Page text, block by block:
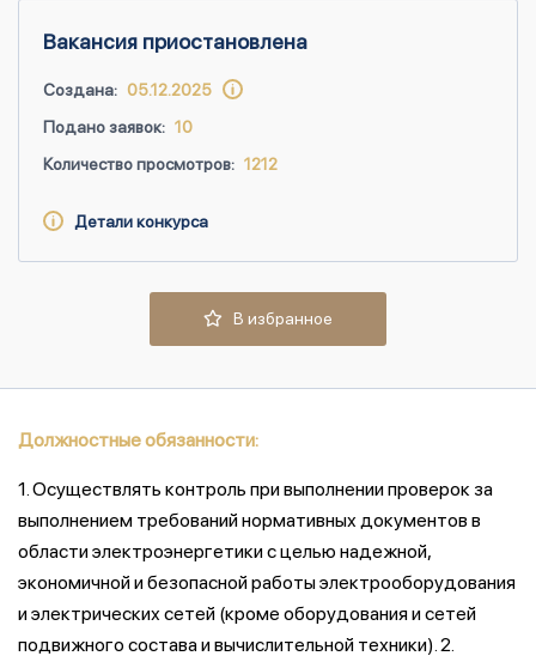
Вакансия приостановлена
Создана: 05.12.2025
Подано заявок: 10
Количество просмотров: 1212
Детали конкурса
В избранное
Должностные обязанности:
1. Осуществлять контроль при выполнении проверок за
выполнением требований нормативных документов в
области электроэнергетики с целью надежной,
экономичной и безопасной работы электрооборудования
и электрических сетей (кроме оборудования и сетей
подвижного состава и вычислительной техники). 2.